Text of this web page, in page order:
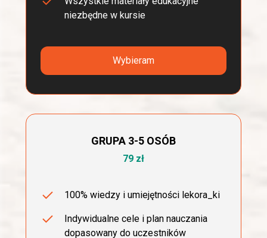
niezbędne w kursie
Wybieram
GRUPA 3-5 OSÓB
79 zł
100% wiedzy i umiejętności lekora_ki
Indywidualne cele i plan nauczania
dopasowany do uczestników